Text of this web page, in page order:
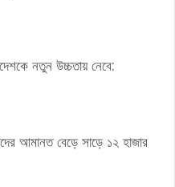
নতুন উচ্চতায় নেবে:
আমানত বেড়ে সাড়ে ১২ হাজার